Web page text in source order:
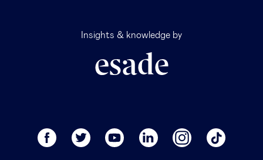
Insights & knowledge by